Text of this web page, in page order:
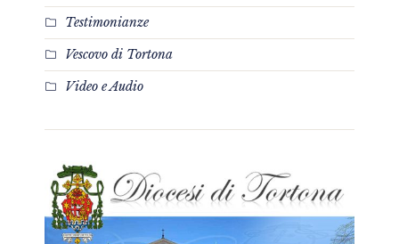
Testimonianze
Vescovo di Tortona
Video e Audio